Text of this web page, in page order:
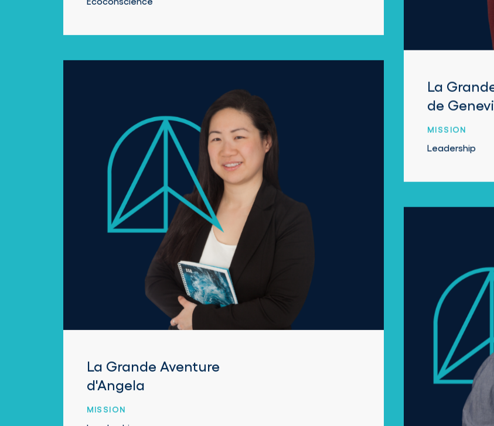
La Grande Aventure
d'Angela
MISSION
La
de
MISSION
Leadership